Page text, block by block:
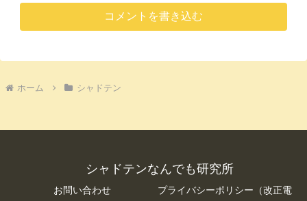
コメントを書き込む
ホーム シャドテン
シャドテンなんでも研究所
お問い合わせ
プライバシーポリシー（改正電